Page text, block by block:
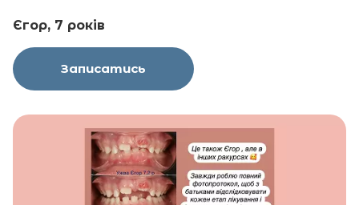
Єгор, 7 років
Записатись